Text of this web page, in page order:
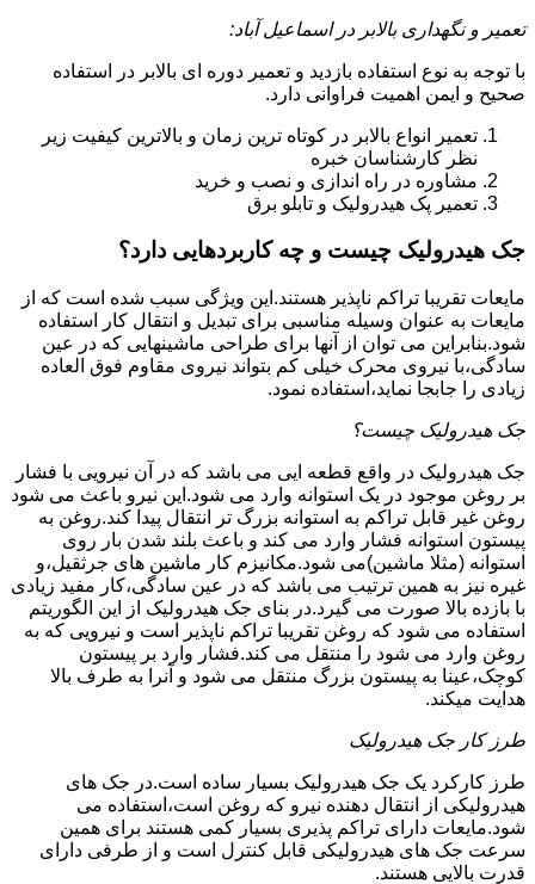
تعمیر و نگهداری بالابر در اسماعیل آباد:
با توجه به نوع استفاده بازدید و تعمیر دوره ای بالابر در استفاده
صحیح و ایمن اهمیت فراوانی دارد.
تعمیر انواع بالابر در کوتاه ترین زمان و بالاترین کیفیت زیر
نظر کارشناسان خبره
مشاوره در راه اندازی و نصب و خرید
تعمیر پک هیدرولیک و تابلو برق
جک هیدرولیک چیست و چه کاربردهایی دارد؟
مایعات تقریبا تراکم ناپذیر هستند.این ویژگی سبب شده است که از
مایعات به عنوان وسیله مناسبی برای تبدیل و انتقال کار استفاده
شود.بنابراین می توان از آنها برای طراحی ماشینهایی که در عین
سادگی،با نیروی محرک خیلی کم بتواند نیروی مقاوم فوق العاده
زیادی را جابجا نماید،استفاده نمود.
جک هیدرولیک چیست؟
جک هیدرولیک در واقع قطعه ایی می باشد که در آن نیرویی با فشار
بر روغن موجود در یک استوانه وارد می شود.این نیرو باعث می شود
روغن غیر قابل تراکم به استوانه بزرگ تر انتقال پیدا کند.روغن به
پیستون استوانه فشار وارد می کند و باعث بلند شدن بار روی
استوانه (مثلا ماشین)می شود.مکانیزم کار ماشین های جرثقیل،و
غیره نیز به همین ترتیب می باشد که در عین سادگی،کار مفید زیادی
با بازده بالا صورت می گیرد.در بنای جک هیدرولیک از این الگوریتم
استفاده می شود که روغن تقریبا تراکم ناپذیر است و نیرویی که به
روغن وارد می شود را منتقل می کند.فشار وارد بر پیستون
کوچک،عینا به پیستون بزرگ منتقل می شود و آنرا به طرف بالا
هدایت میکند.
طرز کار جک هیدرولیک
طرز کارکرد یک جک هیدرولیک بسیار ساده است.در جک های
هیدرولیکی از انتقال دهنده نیرو که روغن است،استفاده می
شود.مایعات دارای تراکم پذیری بسیار کمی هستند برای همین
سرعت جک های هیدرولیکی قابل کنترل است و از طرفی دارای
قدرت بالایی هستند.